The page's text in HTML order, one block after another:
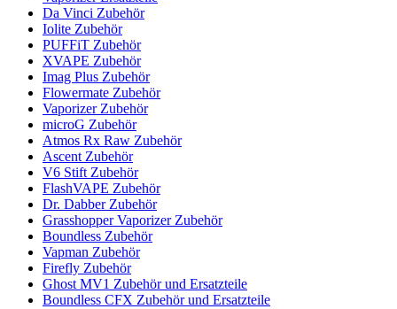
Da Vinci Zubehör
Iolite Zubehör
PUFFiT Zubehör
XVAPE Zubehör
Imag Plus Zubehör
Flowermate Zubehör
Vaporizer Zubehör
microG Zubehör
Atmos Rx Raw Zubehör
Ascent Zubehör
V6 Stift Zubehör
FlashVAPE Zubehör
Dr. Dabber Zubehör
Grasshopper Vaporizer Zubehör
Boundless Zubehör
Vapman Zubehör
Firefly Zubehör
Ghost MV1 Zubehör und Ersatzteile
Boundless CFX Zubehör und Ersatzteile